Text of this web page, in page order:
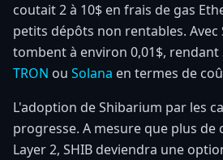
coutait 2 à 10$ en frais de gas
petits dépôts non rentables.
tombent à environ 0,01$, rendant
TRON ou Solana en termes de
L'adoption de Shibarium par les
progresse. A mesure que plus de
Layer 2, SHIB deviendra une